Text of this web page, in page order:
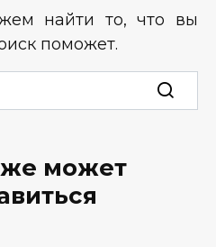
найти то, что вы
поможет.
может